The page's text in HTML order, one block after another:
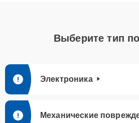
Выберите тип
Электроника
Механические